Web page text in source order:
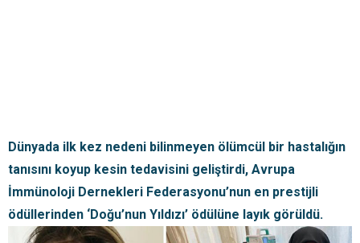
Dünyada ilk kez nedeni bilinmeyen ölümcül bir hastalığın
tanısını koyup kesin tedavisini geliştirdi, Avrupa
İmmünoloji Dernekleri Federasyonu’nun en prestijli
ödüllerinden ‘Doğu’nun Yıldızı’ ödülüne layık görüldü.